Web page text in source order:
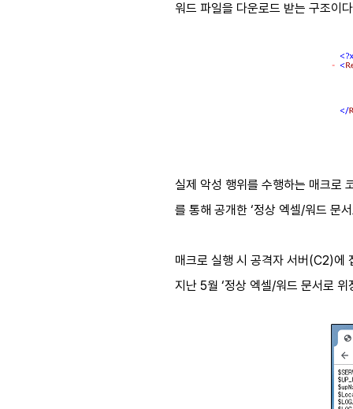
워드 파일을 다운로드 받는 구조이
실제 악성 행위를 수행하는 매크로
를 통해 공개한 ‘정상 엑셀/워드 문
매크로 실행 시 공격자 서버(C2)
지난 5월 ‘정상 엑셀/워드 문서로